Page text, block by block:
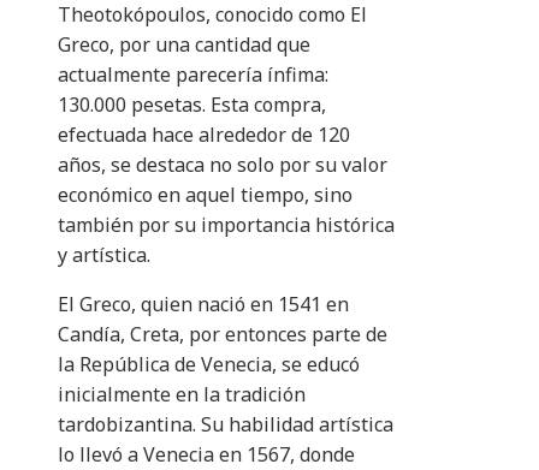
Theotokópoulos, conocido como El
Greco, por una cantidad que
actualmente parecería ínfima:
130.000 pesetas. Esta compra,
efectuada hace alrededor de 120
años, se destaca no solo por su valor
económico en aquel tiempo, sino
también por su importancia histórica
y artística.
El Greco, quien nació en 1541 en
Candía, Creta, por entonces parte de
la República de Venecia, se educó
inicialmente en la tradición
tardobizantina. Su habilidad artística
lo llevó a Venecia en 1567, donde